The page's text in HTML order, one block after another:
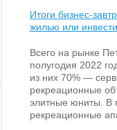
Итоги бизнес-
жилью или
Всего на рынке
полугодия 2022
из них 70% —
рекреационные
элитные юниты. В
рекреационные